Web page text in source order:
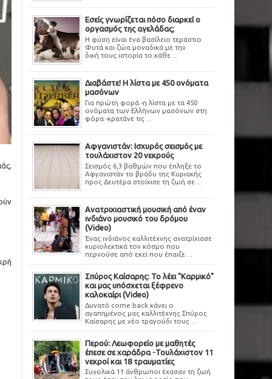
Εσείς γνωρίζεται πόσο διαρκεί ο
οργασμός της αγελάδας;
Η φύση είναι ένα βασίλειο τεράστιο.
Φυτά και ζώα μοναδικά με την
δική τους ιστορία το κάθε ...
Διαβάστε! Η λίστα με 450 ονόματα
μασόνων
Για πρώτη φορά -η λίστα με τα 450
ονόματα των Ελλήνων μασόνων στη
φόρα -κρατάνε τις ...
Αφγανιστάν: Ισχυρός σεισμός με
τουλάχιστον 20 νεκρούς
Σεισμός 6,3 βαθμών που έπληξε το
Αφγανιστάν το βράδυ της Κυριακής
προς Δευτέρα στοίχισε τη ζωή σε ...
Ανατριχιαστική μουσική από έναν
ινδιάνο μουσικό του δρόμου
(Video)
Ένας ινδιάνος καλλιτέχνης ανατρίχιασε
κυριολεκτικά τον κόσμο που
περνούσε από εκεί που έπαιζε ...
Σπύρος Καίσαρης: Το λέει "Καρμικό"
και μας υπόσχεται ξέφρενο
καλοκαίρι (Video)
Δυνατό come back κάνει ο
αγαπημένος μας καλλιτέχνης Σπύρος
Καίσαρης με νέο τραγούδι τους ...
Περού: Λεωφορείο με μαθητές
έπεσε σε χαράδρα -Τουλάχιστον 11
νεκροί και 18 τραυματίες
Συνολικά 11 άνθρωποι έχασαν τη ζωή